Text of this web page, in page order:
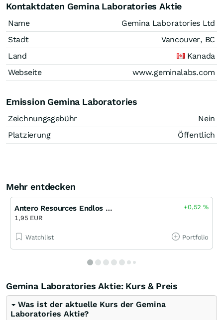
Kontaktdaten Gemina Laboratories Aktie
Name
Gemina Laboratories Ltd
Stadt
Vancouver, BC
Land
Kanada
Webseite
www.geminalabs.com
Emission Gemina Laboratories
Zeichnungsgebühr
Nein
Platzierung
Öffentlich
Mehr entdecken
Antero Resources Endlos Turbo Short Open-End (JPM)
1,95 EUR
+0,52%
Watchlist Portfolio
Gemina Laboratories Aktie: Kurs & Preis
Was ist der aktuelle Kurs der Gemina
Laboratories Aktie?